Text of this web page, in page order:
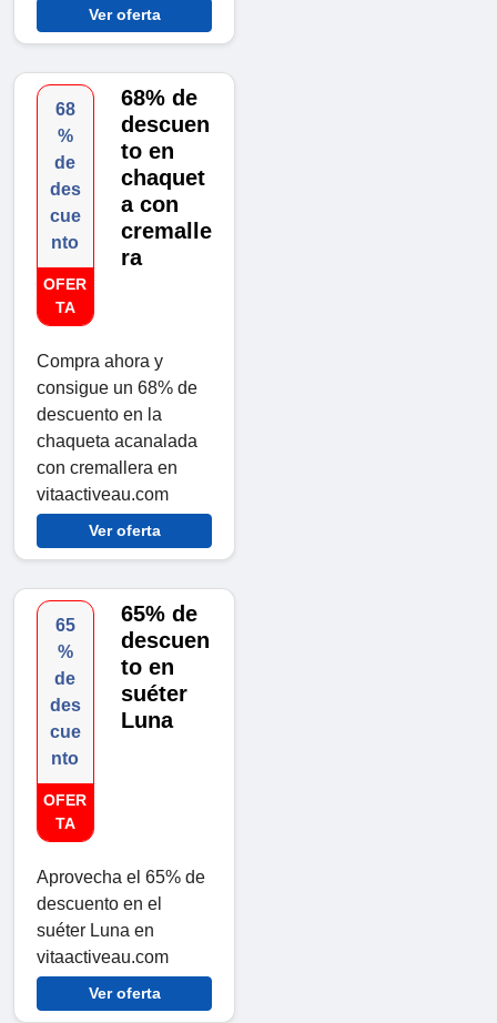
Ver oferta
68
%
de
des
cue
nto
OFER
TA
68% de
descuen
to en
chaquet
a con
cremalle
ra
Compra ahora y
consigue un 68% de
descuento en la
chaqueta acanalada
con cremallera en
vitaactiveau.com
Ver oferta
65
%
de
des
cue
nto
OFER
TA
65% de
descuen
to en
suéter
Luna
Aprovecha el 65% de
descuento en el
suéter Luna en
vitaactiveau.com
Ver oferta